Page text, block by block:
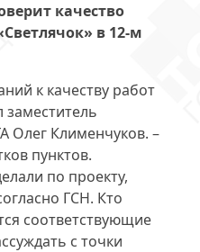
качество
в 12-м
к качеству работ
заместитель
Олег Клименчуков. –
пунктов.
по проекту,
ГСН. Кто
соответствующие
с точки